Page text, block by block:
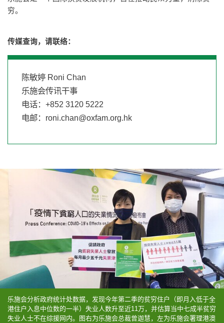
穷。
传媒查询，请联络：
陈敏婷 Roni Chan
乐施会传讯干事
电话：+852 3120 5222
电邮： roni.chan@oxfam.org.hk
乐施会分析政府统计处数据，发现今年第二季的贫穷住户（即月入低于全
港住户入息中位数的一半）失业人数升至近11万，并估算当中七成半贫穷
失业人士不在综援网内。图右为乐施会总裁曾迦慧，左为乐施会署理港澳